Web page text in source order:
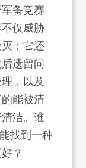
备竞赛
仅威胁
；它还
遗留问
，以及
能被清
洁。谁
找到一种
？